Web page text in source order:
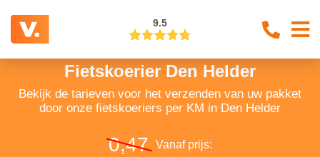
9.5
Fietskoerier Den Helder
Bekijk de tarieven voor het verzenden van uw pakket
door onze fietskoeriers per KM in Den Helder
0,47 Vanaf prijs: